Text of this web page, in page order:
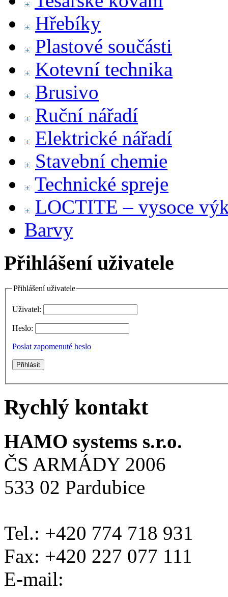
Hřebíky
Plastové součásti
Kotevní technika
Brusivo
Ruční nářadí
Elektrické nářadí
Stavební chemie
Technické spreje
LOCTITE – vysoce
Barvy
Přihlášení uživatele
Přihlášení uživatele
Uživatel:
Heslo:
Poslat zapomenuté heslo
Rychlý kontakt
HAMO systems s.r.o.
ČS ARMÁDY 2006
533 02 Pardubice
Tel.: +420 774 718 931
Fax: +420 227 077 111
E-mail: